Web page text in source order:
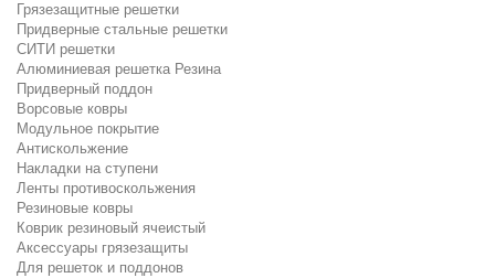
Грязезащитные решетки
Придверные стальные решетки
СИТИ решетки
Алюминиевая решетка Резина
Придверный поддон
Ворсовые ковры
Модульное покрытие
Антискольжение
Накладки на ступени
Ленты противоскольжения
Резиновые ковры
Коврик резиновый ячеистый
Аксессуары грязезащиты
Для решеток и поддонов